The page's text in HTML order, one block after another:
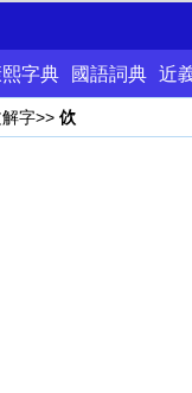
熙字典 國語詞典 近
字>> 佽